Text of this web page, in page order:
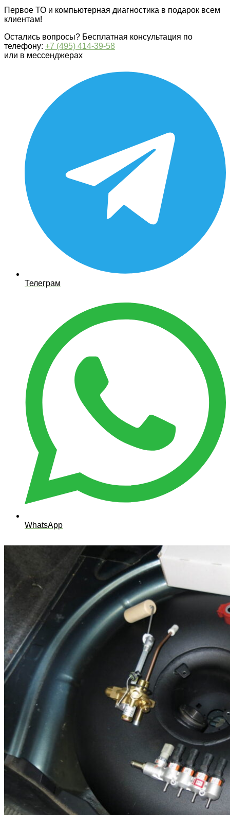
Первое ТО и компьютерная диагностика в подарок всем
клиентам!
Остались вопросы? Бесплатная консультация по
телефону: +7 (495) 414-39-58
или в мессенджерах
Телеграм
WhatsApp